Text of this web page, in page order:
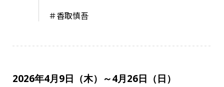
＃香取慎吾
2026年4月9日（木）～4月26日（日）